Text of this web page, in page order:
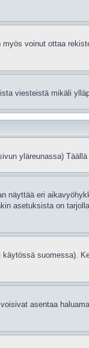
voinut ottaa
viesteistä mikäli
yläreunassa)
näyttää eri
asetuksista on
suomessa).
asentaa